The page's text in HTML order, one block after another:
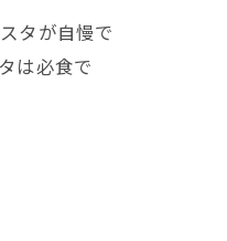
タが自慢で
は必食で